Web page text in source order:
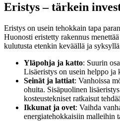
Eristys – tärkein
Eristys on usein tehokkain tapa
Huonosti eristetty rakennus
kulutusta etenkin keväällä ja
Yläpohja ja katto: Suurin
Lisäeristys on usein helppo ja
Seinät ja lattiat: Vanhoissa
ohuita. Sisäpuolinen
kosteustekniset ratkaisut
Ikkunat ja ovet: Vaihda
energiatehokkaisiin malleihin